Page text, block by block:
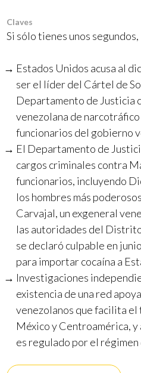
Claves
Si sólo tienes unos
Estados Unidos acusa al
ser el líder del Cártel de
Departamento de Justicia
venezolana de
funcionarios del gobierno
El Departamento de
cargos criminales contra
funcionarios, incluyendo
los hombres más
Carvajal, un exgeneral
las autoridades del
se declaró culpable en
para importar cocaína a
Investigaciones
existencia de una red
venezolanos que facilita el
México y Centroamérica,
es regulado por el